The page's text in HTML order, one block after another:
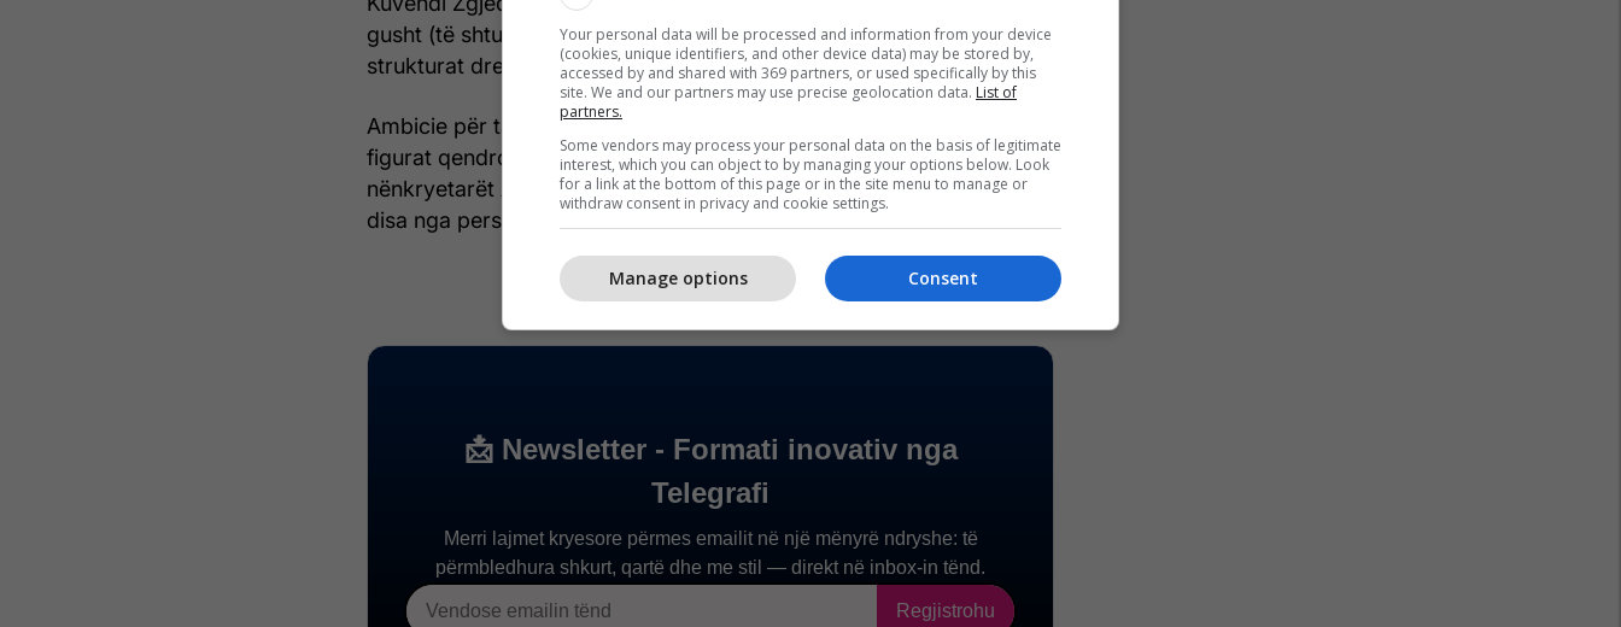
gusht (të shtunën). Aty pritet të zgjidhet kryetari i partisë dhe
strukturat drejtuese të saj.
Ambicie për ta marrë kreun e partisë kanë shprehur hapur disa nga
figurat qendrore të LDK-së. Kryetari aktual, Isa Mustafa,
nënkryetarët Agim Veliu dhe Lutfi Haziri, e Vjosa Osmani janë vetëm
disa nga personat që pritet të garojnë për kreun e LDK-së.
Your personal data will be processed and information from your device
(cookies, unique identifiers, and other device data) may be stored by,
accessed by and shared with 369 partners, or used specifically by this
site. We and our partners may use precise geolocation data. List of
partners.
Some vendors may process your personal data on the basis of legitimate
interest, which you can object to by managing your options below. Look
for a link at the bottom of this page or in the site menu to manage or
withdraw consent in privacy and cookie settings.
Consent
Manage options